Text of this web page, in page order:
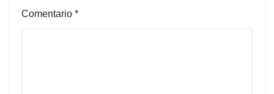
Comentario *